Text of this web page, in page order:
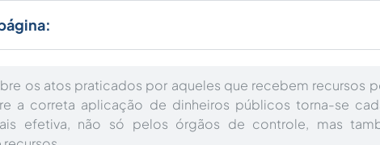
os atos praticados por aqueles que recebem recursos
a correta aplicação de dinheiros públicos torna-se
efetiva, não só pelos órgãos de controle, mas